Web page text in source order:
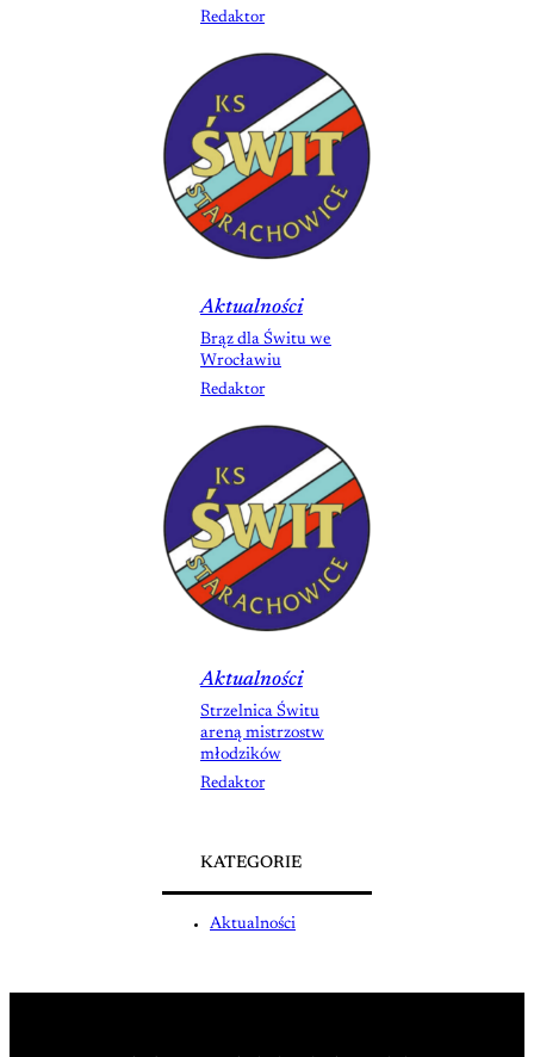
Redaktor
Aktualności
Brąz dla Świtu we
Wrocławiu
Redaktor
Aktualności
Strzelnica Świtu
areną mistrzostw
młodzików
Redaktor
KATEGORIE
Aktualności